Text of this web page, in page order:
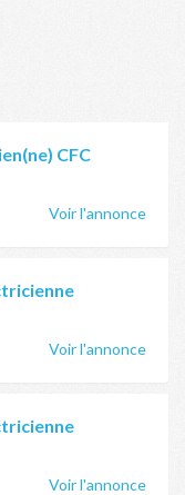
CFC
Voir l'annonce
Voir l'annonce
Voir l'annonce